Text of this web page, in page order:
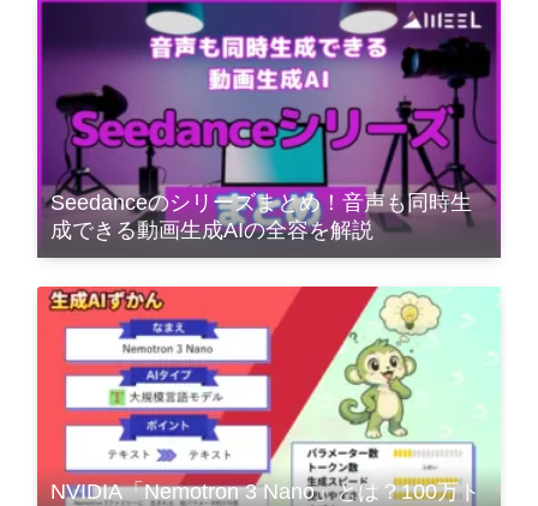
Seedanceのシリーズまとめ！音声も同時生
成できる動画生成AIの全容を解説
NVIDIA「Nemotron 3 Nano」とは？100万ト